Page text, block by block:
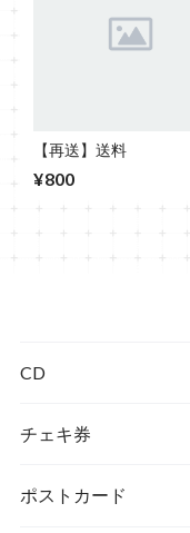
【再送】送料
¥800
CD
チェキ券
ポストカード